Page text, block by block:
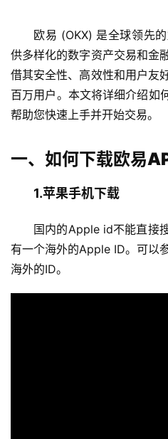
欧易 (OKX) 是全球领先
供多样化的数字资产交易和金
借其安全性、高效性和用户友
百万用户。本文将详细介绍如
帮助您快速上手并开始交易。
一、如何下载欧易
1.苹果手机下载
国内的Apple id不能直接
有一个海外的Apple ID。可以
海外的ID。